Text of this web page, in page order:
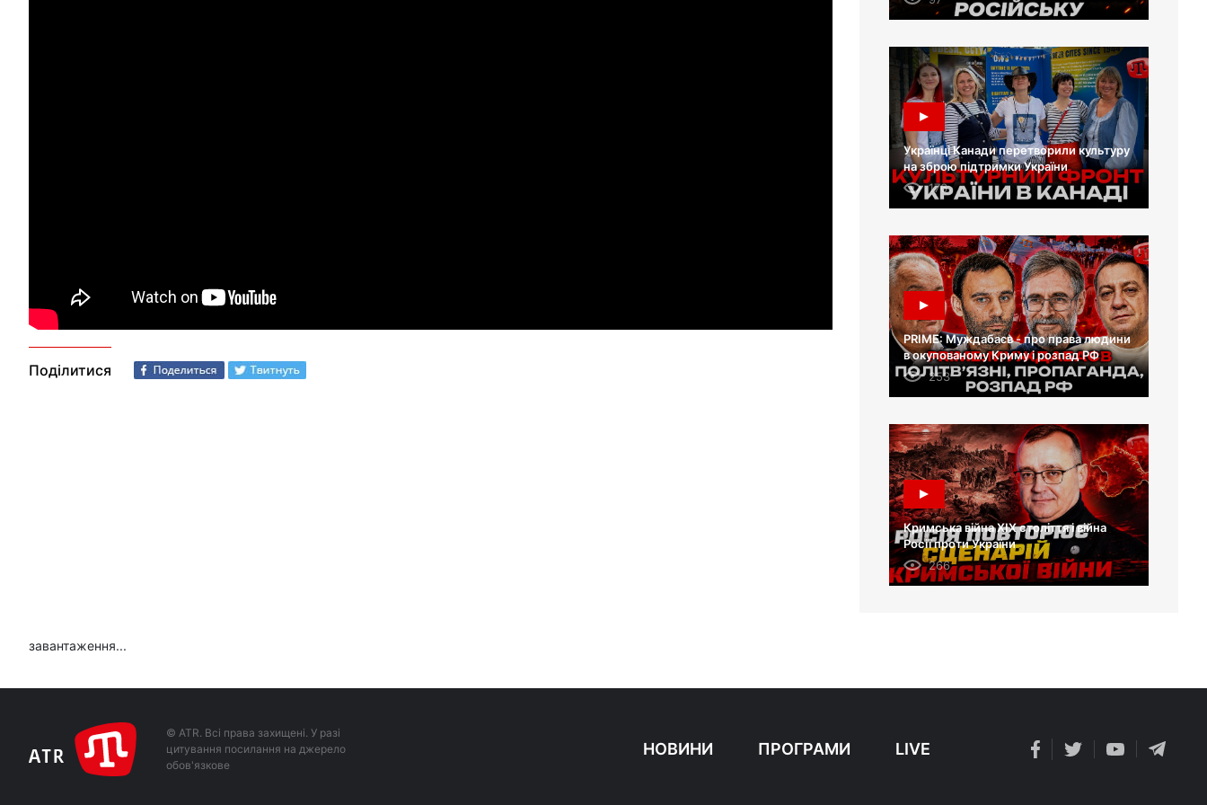
Поділитися
Українці Канади перетворили культуру
на зброю підтримки України
176
PRIME: Муждабаєв - про права людини
в окупованому Криму і розпад РФ
253
Кримська війна XIX століття і війна
Росії проти України
266
завантаження...
© ATR. Всі права захищені. У разі
цитування посилання на джерело
обов'язкове
НОВИНИ ПРОГРАМИ LIVE